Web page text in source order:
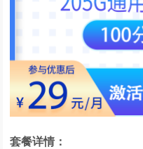
套餐详情：